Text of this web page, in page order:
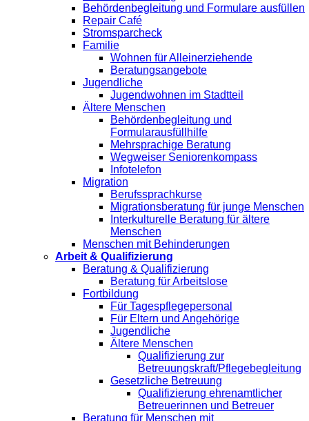
Behördenbegleitung und Formulare ausfüllen
Repair Café
Stromsparcheck
Familie
Wohnen für Alleinerziehende
Beratungsangebote
Jugendliche
Jugendwohnen im Stadtteil
Ältere Menschen
Behördenbegleitung und
Formularausfüllhilfe
Mehrsprachige Beratung
Wegweiser Seniorenkompass
Infotelefon
Migration
Berufssprachkurse
Migrationsberatung für junge Menschen
Interkulturelle Beratung für ältere
Menschen
Menschen mit Behinderungen
Arbeit & Qualifizierung
Beratung & Qualifizierung
Beratung für Arbeitslose
Fortbildung
Für Tagespflegepersonal
Für Eltern und Angehörige
Jugendliche
Ältere Menschen
Qualifizierung zur
Betreuungskraft/Pflegebegleitung
Gesetzliche Betreuung
Qualifizierung ehrenamtlicher
Betreuerinnen und Betreuer
Beratung für Menschen mit